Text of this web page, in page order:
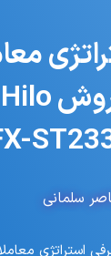
سلمانی
استراتژی